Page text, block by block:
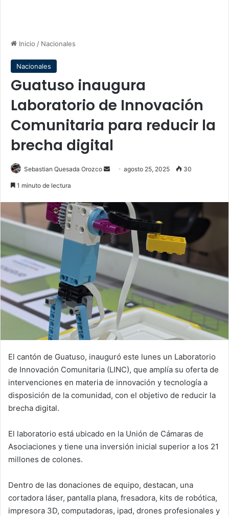
Inicio / Nacionales
Nacionales
Guatuso inaugura
Laboratorio de Innovación
Comunitaria para reducir la
brecha digital
Sebastian Quesada Orozco
Sendagosto 25, 2025 30
1 minuto de lectura
El cantón de Guatuso, inauguró este lunes un Laboratorio
de Innovación Comunitaria (LINC), que amplía su oferta de
intervenciones en materia de innovación y tecnología a
disposición de la comunidad, con el objetivo de reducir la
brecha digital.
El laboratorio está ubicado en la Unión de Cámaras de
Asociaciones y tiene una inversión inicial superior a los 21
millones de colones.
Dentro de las donaciones de equipo, destacan, una
cortadora láser, pantalla plana, fresadora, kits de robótica,
impresora 3D, computadoras, ipad, drones profesionales y